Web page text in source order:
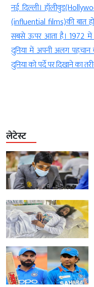
नई दिल्ली।
(influential films)की बात
सबसे ऊपर आता है। 1972
दुनिया में अपनी अलग
दुनिया को पर्दे पर दिखाने का
लेटेस्ट